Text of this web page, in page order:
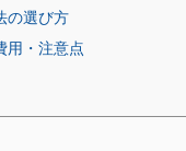
の選び方
用・注意点